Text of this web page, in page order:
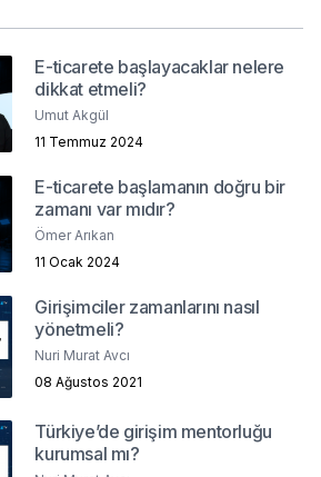
E-ticarete başlayacaklar nelere
dikkat etmeli?
Umut Akgül
11 Temmuz 2024
E-ticarete başlamanın doğru bir
zamanı var mıdır?
Ömer Arıkan
11 Ocak 2024
Girişimciler zamanlarını nasıl
yönetmeli?
Nuri Murat Avcı
08 Ağustos 2021
Türkiye’de girişim mentorluğu
kurumsal mı?